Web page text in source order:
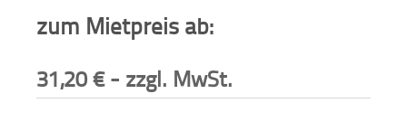
zum Mietpreis ab:
31,20€- zzgl. MwSt.